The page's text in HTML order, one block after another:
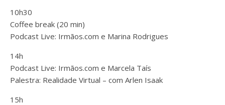
10h30
Coffee break (20 min)
Podcast Live: Irmãos.com e Marina Rodrigues
14h
Podcast Live: Irmãos.com e Marcela Taís
Palestra: Realidade Virtual – com Arlen Isaak
15h